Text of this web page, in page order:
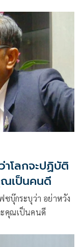
โลกจะปฏิบัติ
ณเป็นคนดี
บุ๊กระบุว่า อย่าหวัง
ะคุณเป็นคนดี